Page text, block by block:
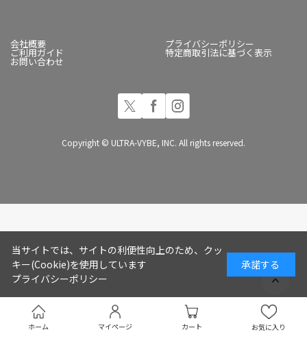
ホーム マイページ カート お気に入り
会社概要 プライバシーポリシー
ご利用ガイド 特定商取引法に基づく表示
お問い合わせ
Copyright © ULTRA-VYBE, INC. All rights reserved.
当サイトでは、サイトの利便性向上のため、クッ
キー(Cookie)を使用しています
プライバシーポリシー
承諾する